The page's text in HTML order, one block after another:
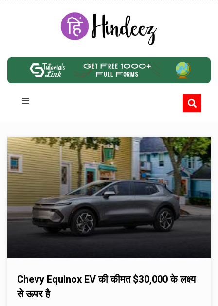
Chevy Equinox EV की कीमत $30,000 के लक्ष्य
से ऊपर है